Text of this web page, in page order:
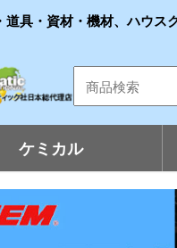
具・資材・機材、ハウス
ケミカル